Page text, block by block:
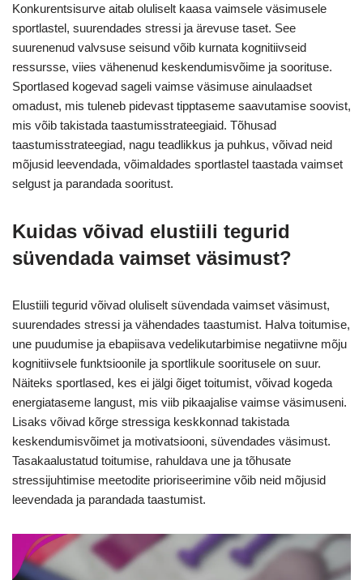
Konkurentsisurve aitab oluliselt kaasa vaimsele väsimusele
sportlastel, suurendades stressi ja ärevuse taset. See
suurenenud valvsuse seisund võib kurnata kognitiivseid
ressursse, viies vähenenud keskendumisvõime ja soorituse.
Sportlased kogevad sageli vaimse väsimuse ainulaadset
omadust, mis tuleneb pidevast tipptaseme saavutamise soovist,
mis võib takistada taastumisstrateegiaid. Tõhusad
taastumisstrateegiad, nagu teadlikkus ja puhkus, võivad neid
mõjusid leevendada, võimaldades sportlastel taastada vaimset
selgust ja parandada sooritust.
Kuidas võivad elustiili tegurid
süvendada vaimset väsimust?
Elustiili tegurid võivad oluliselt süvendada vaimset väsimust,
suurendades stressi ja vähendades taastumist. Halva toitumise,
une puudumise ja ebapiisava vedelikutarbimise negatiivne mõju
kognitiivsele funktsioonile ja sportlikule sooritusele on suur.
Näiteks sportlased, kes ei jälgi õiget toitumist, võivad kogeda
energiataseme langust, mis viib pikaajalise vaimse väsimuseni.
Lisaks võivad kõrge stressiga keskkonnad takistada
keskendumisvõimet ja motivatsiooni, süvendades väsimust.
Tasakaalustatud toitumise, rahuldava une ja tõhusate
stressijuhtimise meetodite prioriseerimine võib neid mõjusid
leevendada ja parandada taastumist.